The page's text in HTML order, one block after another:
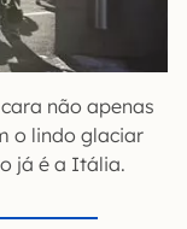
não apenas
o lindo glaciar
já é a Itália.